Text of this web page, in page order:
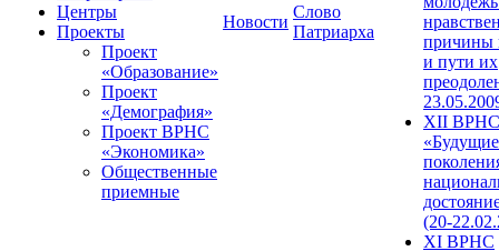
Центры
Проекты
Проект
«Образование»
Проект
«Демография»
Проект ВРНС
«Экономика»
Общественные
приемные
Новости
Слово
Патриарха
причины
и пути их
XII ВРНС
«Будущие
(20-
XI ВРНС